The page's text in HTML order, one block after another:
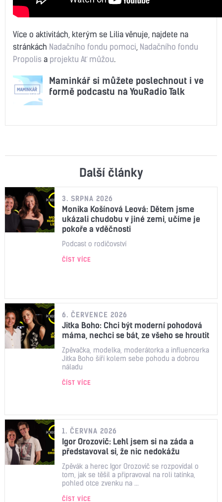
Více o aktivitách, kterým se Lilia věnuje, najdete na
stránkách Nadačního fondu pomoci Nadačního fondu
Propolis a projektu Ať můžou.
Maminkář si můžete poslechnout i ve
formě podcastu na YouRadio Talk
Další články
3. SRPNA 2026
Monika Košínová Leová: Dětem jsme
ukázali chudobu v jiné zemi, učíme je
pokoře a vděčnosti
Podcast o rodičovství
ČÍST VÍCE
6. ČERVENCE 2026
Jitka Boho: Chci být moderní pohodová
máma, nechci se bát, ze všeho se hroutit
Zpěvačka, modelka, moderátorka a influencerka
Jitka Boho šíří kolem sebe pohodu a dobrou
náladu
ČÍST VÍCE
1. ČERVNA 2026
Igor Orozovič: Lehl jsem si na záda a
představoval si, že nic nedokážu
Zpěvák a herec Igor Orozovič se rozpovídal o
tom, jak se těšil a připravoval na roli tatínka,
pohled otce zvenku na ...
ČÍST VÍCE